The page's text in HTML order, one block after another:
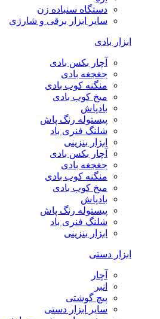
دستگاه سنباده زن
سایر ابزار برقی و شارژی
ابزار بادی
آچار بکس بادی
جغجغه بادی
منگنه کوب بادی
میخ کوب بادی
بادپاش
پیستوله رنگ پاش
شلنگ فنری باد
ابزار بنزینی
آچار بکس بادی
جغجغه بادی
منگنه کوب بادی
میخ کوب بادی
بادپاش
پیستوله رنگ پاش
شلنگ فنری باد
ابزار بنزینی
ابزار دستی
آچار
انبر
پیچ گوشتی
سایر ابزار دستی